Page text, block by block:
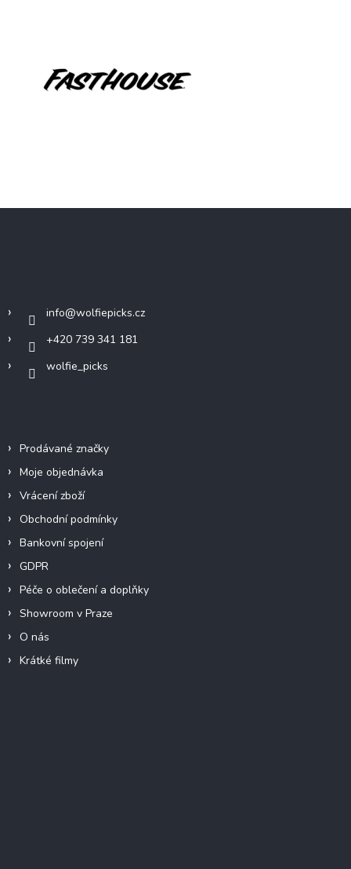
info@wolfiepicks.cz
+420 739 341 181
wolfie_picks
Prodávané značky
Moje objednávka
Vrácení zboží
Obchodní podmínky
Bankovní spojení
GDPR
Péče o oblečení a doplňky
Showroom v Praze
O nás
Krátké filmy